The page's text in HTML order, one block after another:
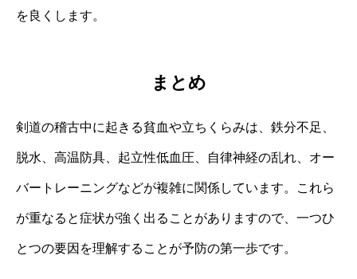
を良くします。
まとめ
剣道の稽古中に起きる貧血や立ちくらみは、鉄分不足、
脱水、高温防具、起立性低血圧、自律神経の乱れ、オー
バートレーニングなどが複雑に関係しています。これら
が重なると症状が強く出ることがありますので、一つひ
とつの要因を理解することが予防の第一歩です。